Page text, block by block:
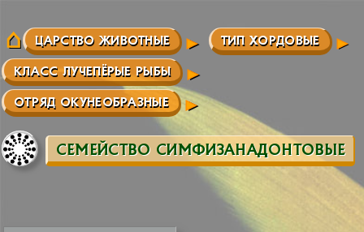
ЦАРСТВО ЖИВОТНЫЕ ТИП ХОРДОВЫЕ
КЛАСС ЛУЧЕПЁРЫЕ РЫБЫ
ОТРЯД ОКУНЕОБРАЗНЫЕ
СЕМЕЙСТВО СИМФИЗАНАДОНТОВЫЕ